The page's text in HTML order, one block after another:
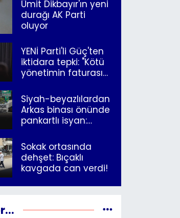
Ümit Dikbayır'ın yeni
durağı AK Parti
oluyor
YENİ Parti'li Güç'ten
iktidara tepki: "Kötü
yönetimin faturasını
Siyah-beyazlılardan
Arkas binası önünde
pankartlı isyan:
İzmir"
Sokak ortasında
dehşet: Bıçaklı
kavgada can verdi!